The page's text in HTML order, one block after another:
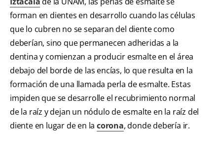
forman en dientes en desarrollo cuando las células
que lo cubren no se separan del diente como
deberían, sino que permanecen adheridas a la
dentina y comienzan a producir esmalte en el área
debajo del borde de las encías, lo que resulta en la
formación de una llamada perla de esmalte. Estas
impiden que se desarrolle el recubrimiento normal
de la raíz y dejan un nódulo de esmalte en la raíz del
diente en lugar de en lacorona, donde debería ir.